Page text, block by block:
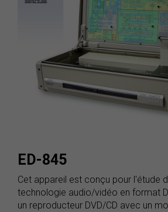
ED-845
Cet appareil est conçu pour l'étude
technologie audio/vidéo en format
un reproducteur DVD/CD avec un